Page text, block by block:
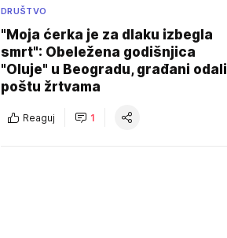
DRUŠTVO
"Moja ćerka je za dlaku izbegla
smrt": Obeležena godišnjica
"Oluje" u Beogradu, građani odali
poštu žrtvama
Reaguj 1